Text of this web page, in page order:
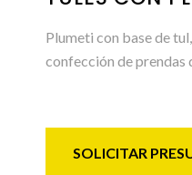
Plumeti con base de
confección de prendas
SOLICITAR